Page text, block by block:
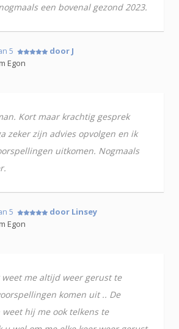
een bovenal gezond 2023.
5
door J
Egon
Kort maar krachtig gesprek
zeker zijn advies opvolgen en ik
uitkomen. Nogmaals
5
door Linsey
Egon
me altijd weer gerust te
komen uit .. De
hij me ook telkens te